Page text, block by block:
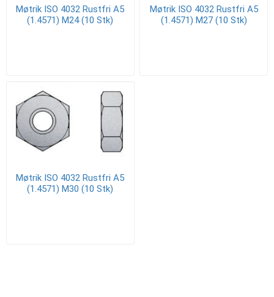
Møtrik ISO 4032 Rustfri A5
(1.4571) M24 (10 Stk)
Møtrik ISO 4032 Rustfri A5
(1.4571) M27 (10 Stk)
Møtrik ISO 4032 Rustfri A5
(1.4571) M30 (10 Stk)